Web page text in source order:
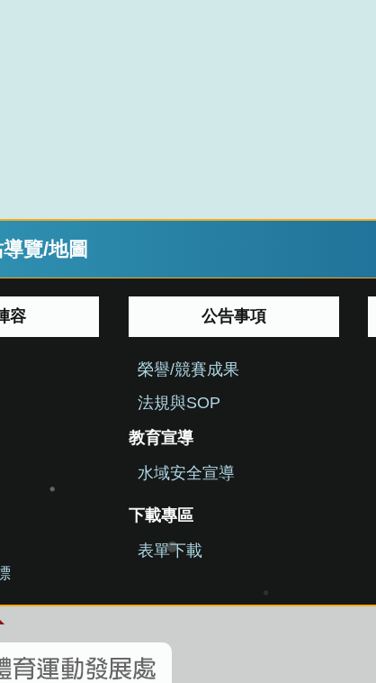
覽/地圖
容 公告事項
榮譽/競賽成果
法規與SOP
教育宣導
水域安全宣導
下載專區
表單下載